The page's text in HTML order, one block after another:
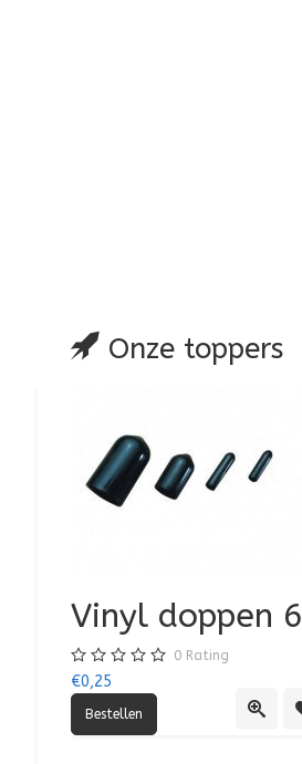
Air Jumbo
Rating
Onze toppers
Vinyl doppen
0 Rating
€0,25